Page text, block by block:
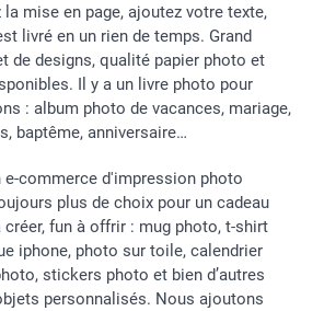
mise en page, ajoutez votre texte,
livré en un rien de temps. Grand
de designs, qualité papier photo et
Il y a un livre photo pour
: album photo de vacances, mariage,
baptême, anniversaire…
commerce d'impression photo
plus de choix pour un cadeau
fun à offrir : mug photo, t-shirt
iphone, photo sur toile, calendrier
stickers photo et bien d’autres
personnalisés. Nous ajoutons